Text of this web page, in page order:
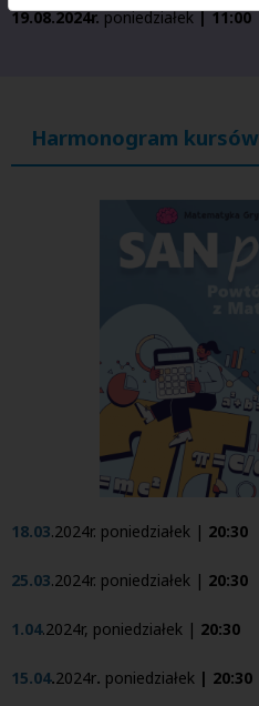
19.08.2024r.poniedziałek| 11:00
Harmonogram kursów
18.03.2024r. poniedziałek | 20:30
25.03.2024r. poniedziałek | 20:30
1.04.2024r, poniedziałek | 20:30
15.04.2024r. poniedziałek | 20:30